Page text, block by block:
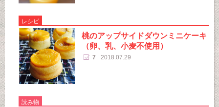
レシピ
桃のアップサイドダウンミニケーキ
（卵、乳、小麦不使用）
7 2018.07.29
読み物